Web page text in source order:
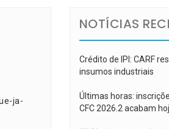
ja-
NOTÍCIAS
Crédito de IPI: CARF
insumos industriais
Últimas horas:
CFC 2026.2 acabam